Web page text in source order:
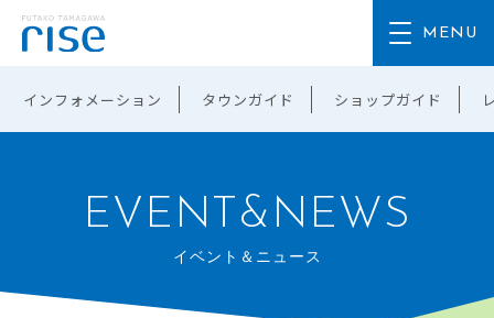
インフォメーション タウンガイド ショップガイド
EVENT&NEWS
イベント＆ニュース